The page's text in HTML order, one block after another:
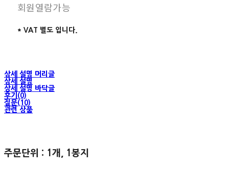
회원열람가능
* VAT 별도 입니다.
상세 설명 머리글
상세 설명
상세 설명 바닥글
후기(0)
질문(10)
관련 상품
주문단위 : 1개, 1봉지